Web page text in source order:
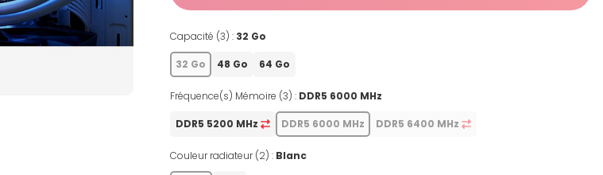
Capacité (3) : 32 Go
32 Go 48 Go 64 Go
Fréquence(s) Mémoire (3) : DDR5 6000 MHz
DDR5 5200 MHz DDR5 6000 MHz DDR5 6400 MHz
Couleur radiateur (2) : Blanc